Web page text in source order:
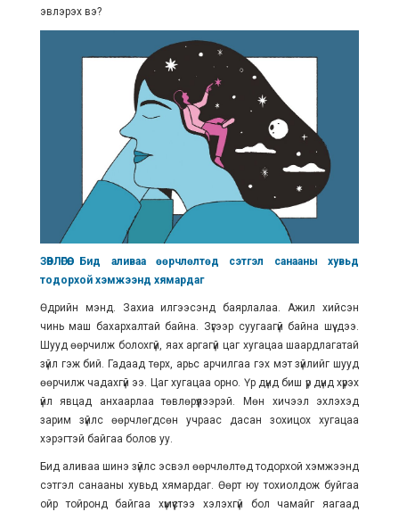
эвлэрэх вэ?
ЗӨВЛӨГӨӨ: Бид аливаа өөрчлөлтөд сэтгэл санааны хувьд
тодорхой хэмжээнд хямардаг
Өдрийн мэнд. Захиа илгээсэнд баярлалаа. Ажил хийсэн
чинь маш бахархалтай байна. Зүгээр суугаагүй байна шүү дээ.
Шууд өөрчилж болохгүй, яах аргагүй цаг хугацаа шаардлагатай
зүйл гэж бий. Гадаад төрх, арьс арчилгаа гэх мэт зүйлийг шууд
өөрчилж чадахгүй ээ. Цаг хугацаа орно. Үр дүнд биш үр дүнд хүрэх
үйл явцад анхаарлаа төвлөрүүлээрэй. Мөн хичээл эхлэхэд
зарим зүйлс өөрчлөгдсөн учраас дасан зохицох хугацаа
хэрэгтэй байгаа болов уу.
Бид аливаа шинэ зүйлс эсвэл өөрчлөлтөд тодорхой хэмжээнд
сэтгэл санааны хувьд хямардаг. Өөрт юу тохиолдож буйгаа
ойр тойронд байгаа хүмүүстээ хэлэхгүй бол чамайг яагаад